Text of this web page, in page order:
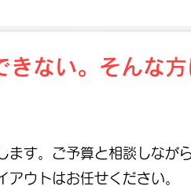
きない。そんな
ます。ご予算と相談しなが
ウトはお任せください。